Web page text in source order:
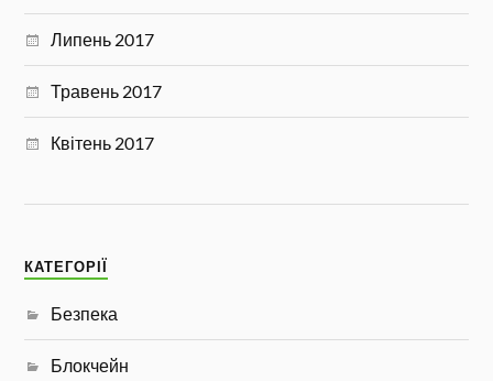
Липень 2017
Травень 2017
Квітень 2017
КАТЕГОРІЇ
Безпека
Блокчейн